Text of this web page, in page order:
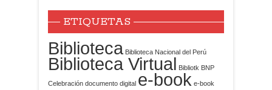
ETIQUETAS
Biblioteca Biblioteca Nacional del Perú
Biblioteca Virtual Bibliotk BNP
Celebración documento digital e-book e-book